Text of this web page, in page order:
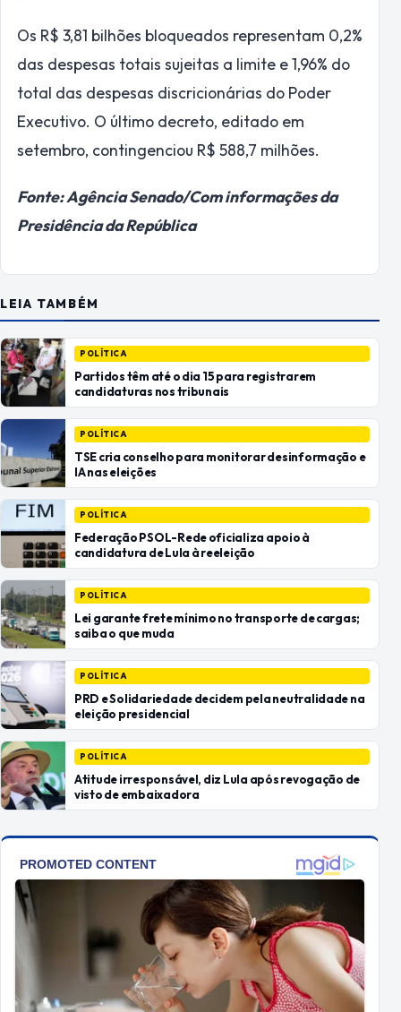
Os R$ 3,81 bilhões bloqueados representam 0,2%
das despesas totais sujeitas a limite e 1,96% do
total das despesas discricionárias do Poder
Executivo. O último decreto, editado em
setembro, contingenciou R$ 588,7 milhões.
Fonte: Agência Senado/Com informações da
Presidência da República
LEIA TAMBÉM
POLÍTICA
Partidos têm até o dia 15 para registrarem
candidaturas nos tribunais
POLÍTICA
TSE cria conselho para monitorar desinformação e
IA nas eleições
POLÍTICA
Federação PSOL-Rede oficializa apoio à
candidatura de Lula à reeleição
POLÍTICA
Lei garante frete mínimo no transporte de cargas;
saiba o que muda
POLÍTICA
PRD e Solidariedade decidem pela neutralidade na
eleição presidencial
POLÍTICA
Atitude irresponsável, diz Lula após revogação de
visto de embaixadora